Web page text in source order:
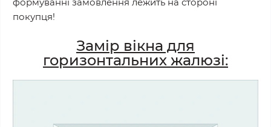
покупця!
Замір вікна для
горизонтальних жалюзі: